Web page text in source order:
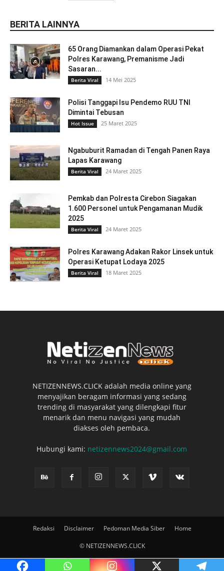
BERITA LAINNYA
65 Orang Diamankan dalam Operasi Pekat
Polres Karawang, Premanisme Jadi
Sasaran...
Berita Viral 14 Mei 2025
Polisi Tanggapi Isu Pendemo RUU TNI
Dimintai Tebusan
Hot Issue 25 Maret 2025
Ngabuburit Ramadan di Tengah Panen Raya
Lapas Karawang
Berita Viral 24 Maret 2025
Pemkab dan Polresta Cirebon Siagakan
1.600 Personel untuk Pengamanan Mudik
2025
Berita Viral 24 Maret 2025
Polres Karawang Adakan Rakor Linsek untuk
Operasi Ketupat Lodaya 2025
Berita Viral 18 Maret 2025
NETIZENNEWS.CLICK adalah media online yang
menyajikan beragam informasi yang sedang
trending di masyarakat yang dilengkapi fitur
menarik dan menu navigasi yang mudah
diakses oleh pembaca.
Hubungi kami: netizennews2024@gmail.com
Redaksi Disclaimer Pedoman Media Siber Home
© NETIZENNEWS.CLICK